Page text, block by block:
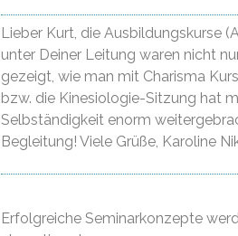
Lieber Kurt, die Ausbildungskurse
unter Deiner Leitung waren nicht
gezeigt, wie man mit Charisma
bzw. die Kinesiologie-Sitzung hat
Selbständigkeit enorm
Begleitung! Viele Grüße, Karoline
Erfolgreiche Seminarkonzepte